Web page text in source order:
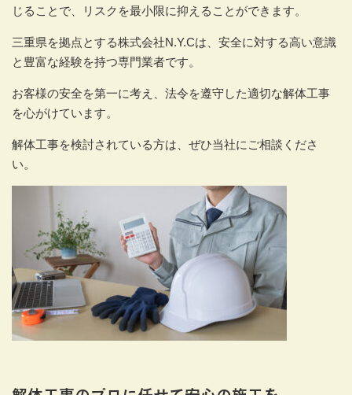
じることで、リスクを最小限に抑えることができます。
三重県を拠点とする株式会社N.Y.Cは、安全に対する高い意識
と豊富な経験を持つ専門業者です。
お客様の安全を第一に考え、法令を遵守した適切な解体工事
を心がけています。
解体工事を検討されている方は、ぜひ当社にご相談くださ
い。